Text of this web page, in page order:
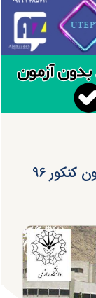
فراخوان پذیرش کارشناسی ارشد بدون کنکور ۹۶